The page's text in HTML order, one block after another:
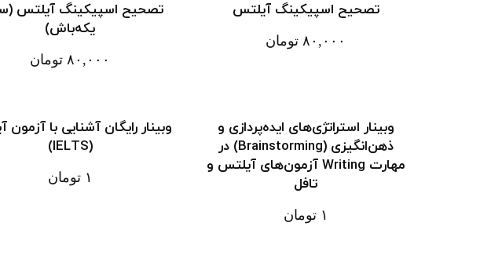
تصحیح اسپیکینگ آیلتس
۸۰,۰۰۰ تومان
تصحیح اسپیکینگ آیلتس
یکه‌باش)
۸۰,۰۰۰ تومان
وبینار استراتژی‌های ایده‌پردازی و
ذهن‌انگیزی (Brainstorming) در
مهارت Writing آزمون‌های آیلتس و
تافل
۱ تومان
وبینار رایگان آشنایی با
(IELTS)
۱ تومان